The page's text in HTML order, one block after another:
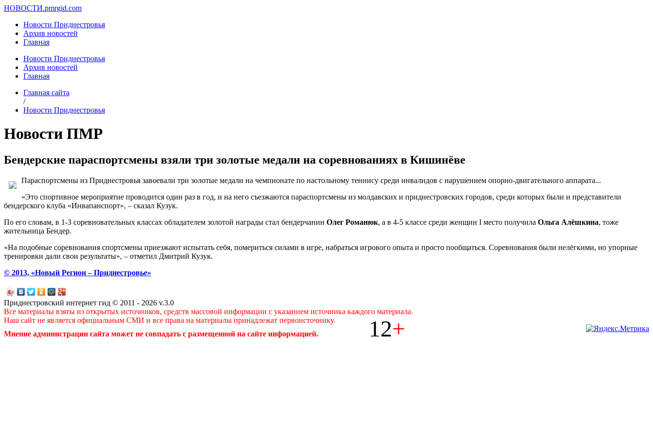
НОВОСТИ.pmrgid.com
Новости Приднестровья
Архив новостей
Главная
Новости Приднестровья
Архив новостей
Главная
Главная сайта
/
Новости Приднестровья
Новости ПМР
Бендерские параспортсмены взяли три золотые медали на соревнованиях в Кишинёве
Параспортсмены из Приднестровья завоевали три золотые медали на чемпионате по настольному теннису среди инвалидов с нарушением опорно-двигательного аппарата...
«Это спортивное мероприятие проводится один раз в год, и на него съезжаются параспортсмены из молдавских и приднестровских городов, среди которых были и представители
бендерского клуба «Инвапанспорт», – сказал Кузук.
По его словам, в 1-3 соревновательных классах обладателем золотой награды стал бендерчанин Олег Романюк, а в 4-5 классе среди женщин I место получила Ольга Алёшкина, тоже
жительница Бендер.
«На подобные соревнования спортсмены приезжают испытать себя, помериться силами в игре, набраться игрового опыта и просто пообщаться. Соревнования были нелёгкими, но упорные
тренировки дали свои результаты», – отметил Дмитрий Кузук.
© 2013, «Новый Регион – Приднестровье»
Приднестровский интернет гид © 2011 - 2026 v.3.0
Все материалы взяты из открытых источников, средств массовой информации с указанием источника каждого материала.
Наш сайт не является официальным СМИ и все права на материалы принадлежат первоисточнику.
Мнение администрации сайта может не совпадать с размещенной на сайте информацией.
12+